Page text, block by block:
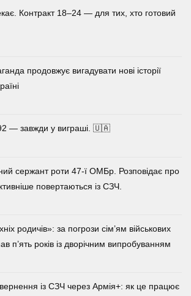
Контракт 18–24 — для тих, хто готовий
продовжує вигадувати нові історії
— завжди у виграші. 🇺🇦
сержант роти 47-ї ОМБр. Розповідає про
повертаються із СЗЧ.
родичів»: за погрози сім’ям військових
п’ять років із дворічним випробуванням
із СЗЧ через Армія+: як це працює